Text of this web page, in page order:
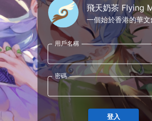
飛天奶茶 Flying
一個始於香港的華
用戶名稱
密碼
登入